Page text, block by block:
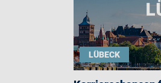
LÜBECK